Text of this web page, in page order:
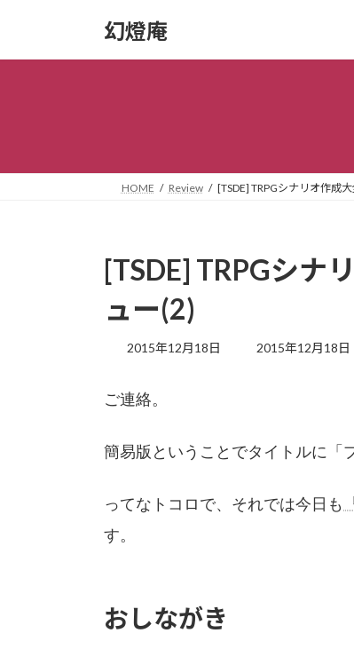
幻燈庵
HOME Review [TSDE] TRPGシナリオ作成
[TSDE] TRPGシナ
ュー(2)
2015年12月18日
最
:
2015年12月18日
ご連絡。
簡易版ということでタイトルに「
ってなトコロで、それでは今日も
す。
おしながき